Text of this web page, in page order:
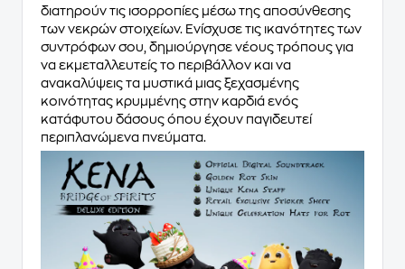
διατηρούν τις ισορροπίες μέσω της αποσύνθεσης
των νεκρών στοιχείων. Ενίσχυσε τις ικανότητες των
συντρόφων σου, δημιούργησε νέους τρόπους για
να εκμεταλλευτείς το περιβάλλον και να
ανακαλύψεις τα μυστικά μιας ξεχασμένης
κοινότητας κρυμμένης στην καρδιά ενός
κατάφυτου δάσους όπου έχουν παγιδευτεί
περιπλανώμενα πνεύματα.